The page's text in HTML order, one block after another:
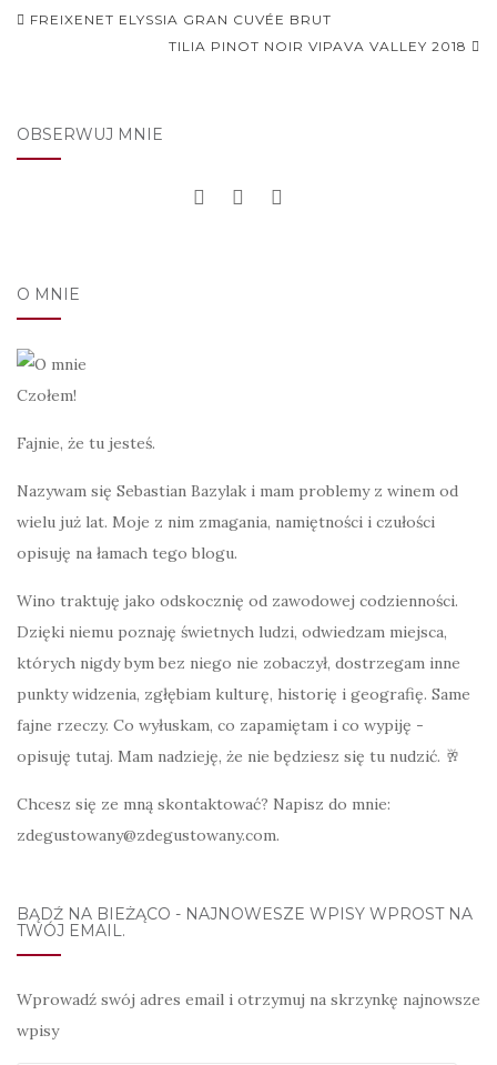
Nawigacja
FREIXENET ELYSSIA GRAN CUVÉE BRUT
TILIA PINOT NOIR VIPAVA VALLEY 2018
OBSERWUJ MNIE
O MNIE
Czołem!
Fajnie, że tu jesteś.
Nazywam się Sebastian Bazylak i mam problemy z winem od
wielu już lat. Moje z nim zmagania, namiętności i czułości
opisuję na łamach tego blogu.
Wino traktuję jako odskocznię od zawodowej codzienności.
Dzięki niemu poznaję świetnych ludzi, odwiedzam miejsca,
których nigdy bym bez niego nie zobaczył, dostrzegam inne
punkty widzenia, zgłębiam kulturę, historię i geografię. Same
fajne rzeczy. Co wyłuskam, co zapamiętam i co wypiję -
opisuję tutaj. Mam nadzieję, że nie będziesz się tu nudzić. 🥂
Chcesz się ze mną skontaktować? Napisz do mnie:
zdegustowany@zdegustowany.com.
BĄDŹ NA BIEŻĄCO - NAJNOWESZE WPISY WPROST NA
TWÓJ EMAIL.
Wprowadź swój adres email i otrzymuj na skrzynkę najnowsze
wpisy